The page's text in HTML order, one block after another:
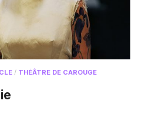
/ THÉÂTRE DE CAROUGE